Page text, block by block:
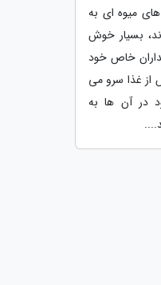
میوه ای به
بسیار خوش
خاص خود
از غذا سرو می
در آن ها به